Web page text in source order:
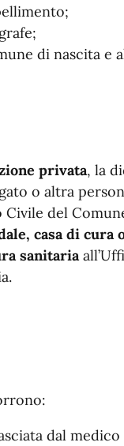
di nascita e
privata, la
o altra
del
casa di cura
sanitaria
dal